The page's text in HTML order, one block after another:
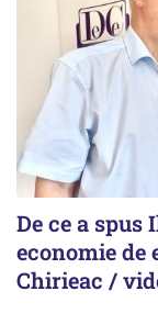
De ce a spus
economie de
Chirieac /